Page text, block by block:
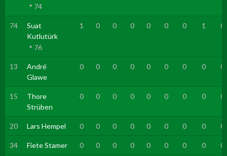
74
74
Suat
Kutlutürk
76
1 0 0 0 0 0 0 1 0
13
André
Glawe
0 0 0 0 0 0 0 0 0
15
Thore
Strüben
0 0 0 0 0 0 0 0 0
20 Lars Hempel 0 0 0 0 0 0 0 0 0
34 Fiete Stamer 0 0 0 0 0 0 0 0 0